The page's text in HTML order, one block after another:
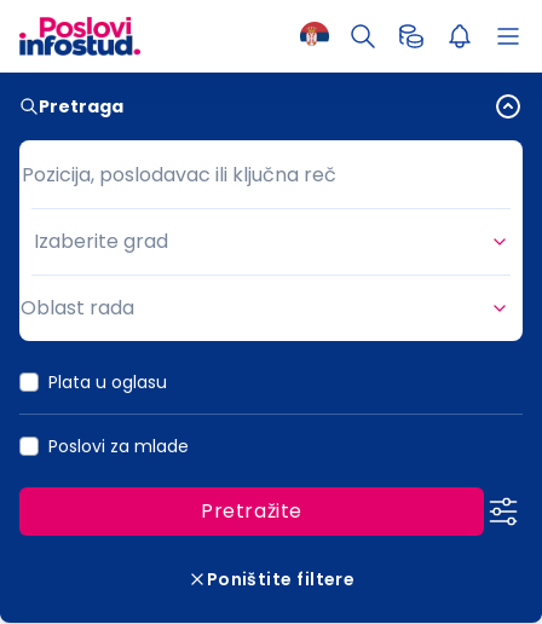
Pretraga
Pozicija, poslodavac ili ključna reč
Pozicija, poslodavac ili ključna reč
Grad
Izaberite grad
Oblast rada
Plata u oglasu
Poslovi za mlade
Pretražite
Poništite filtere